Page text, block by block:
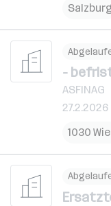
Salzburg
-
ASFINAG
27.2.2026
1030